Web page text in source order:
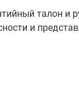
талон и
и